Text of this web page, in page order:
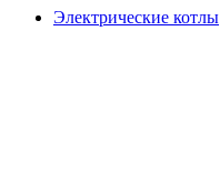
Электрические котлы